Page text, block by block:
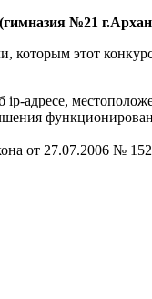
№21
этот
адресе,
от 27.07.2006 №